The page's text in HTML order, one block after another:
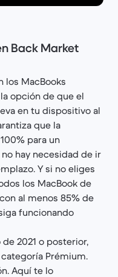
Back Market
los MacBooks
opción de que el
en tu dispositivo al
que la
para un
hay necesidad de ir
Y si no eliges
los MacBook de
al menos 85% de
funcionando
2021 o posterior,
Prémium.
Aquí te lo